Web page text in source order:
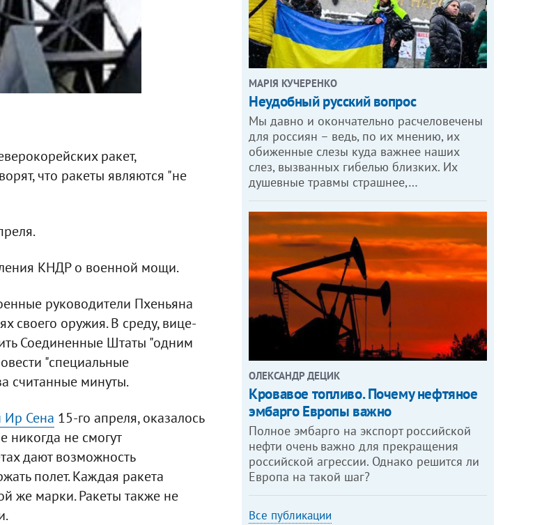
ракет,
что ракеты являются "не
КНДР о военной мощи.
руководители Пхеньяна
своего оружия. В среду, вице-
Соединенные Штаты "одним
"специальные
считанные минуты.
Ир Сена 15-го апреля, оказалось
никогда не смогут
дают возможность
полет. Каждая ракета
же марки. Ракеты также не
МАРІЯ КУЧЕРЕНКО
​Неудобный русский вопрос
Мы давно и окончательно расчеловечены
для россиян – ведь, по их мнению, их
обиженные слезы куда важнее наших
слез, вызванных гибелью близких. Их
душевные травмы страшнее,…
ОЛЕКСАНДР ДЕЦИК
Кровавое топливо. Почему нефтяное
эмбарго Европы важно
Полное эмбарго на экспорт российской
нефти очень важно для прекращения
российской агрессии. Однако решится ли
Европа на такой шаг?
Все публикации